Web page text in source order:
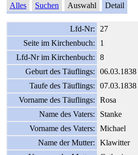
Alles Suchen Auswahl Detail
Lfd-Nr:
27
Seite im Kirchenbuch:
1
Lfd-Nr im Kirchenbuch:
8
Geburt des Täuflings:
06.03.1838
Taufe des Täuflings:
07.03.1838
Vorname des Täuflings:
Rosa
Name des Vaters:
Stanke
Vorname des Vaters:
Michael
Name der Mutter:
Klawitter